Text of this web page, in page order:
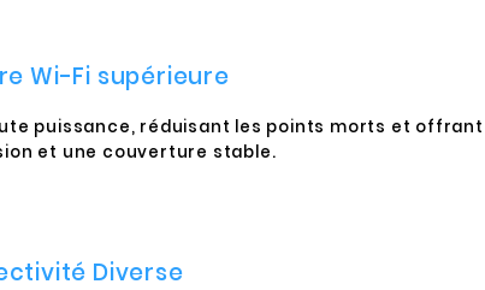
Wi-Fi supérieure
puissance, réduisant les points morts et
et une couverture stable.
Diverse